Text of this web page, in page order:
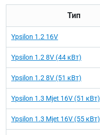
Тип
Ypsilon 1.2 16V
Ypsilon 1.2 8V (44 кВт)
Ypsilon 1.2 8V (51 кВт)
Ypsilon 1.3 Mjet 16V (51 кВт)
Ypsilon 1.3 Mjet 16V (55 кВт)